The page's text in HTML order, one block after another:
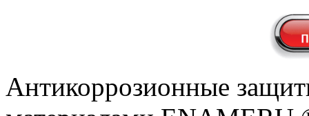
Антикоррозионные